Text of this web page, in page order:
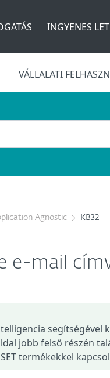
INGYENES
VÁLLALATI
Agnostic KB32
e-mail
segítségével
jobb felső részén
termékekkel